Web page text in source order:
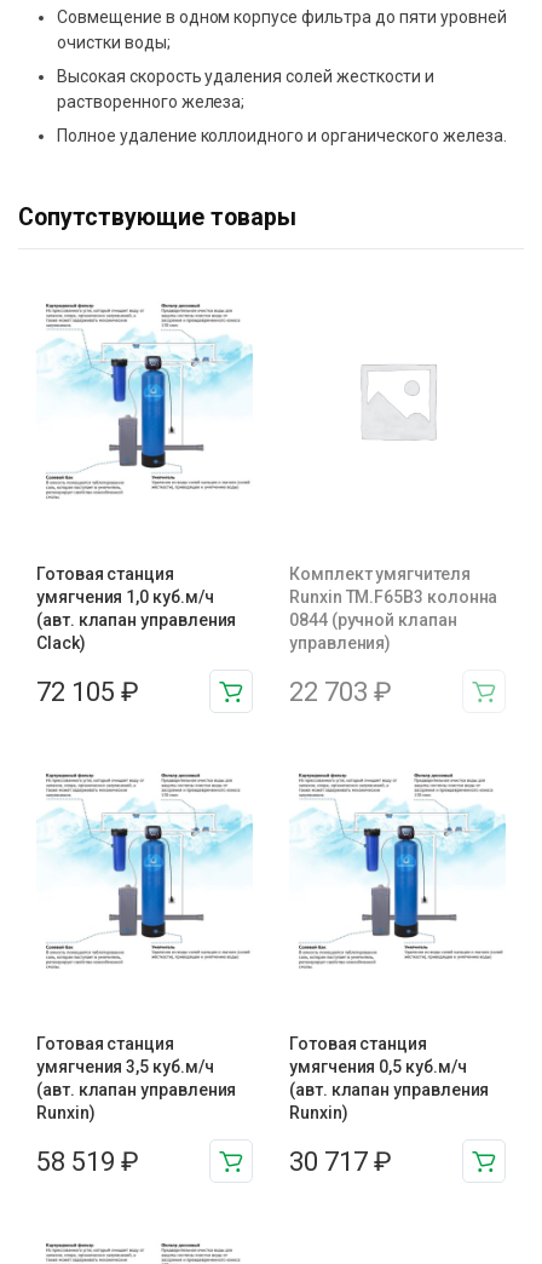
Совмещение в одном корпусе фильтра до пяти уровней
очистки воды;
Высокая скорость удаления солей жесткости и
растворенного железа;
Полное удаление коллоидного и органического железа.
Сопутствующие товары
Готовая станция
умягчения 1,0 куб.м/ч
(авт. клапан управления
Clack)
72 105 ₽
Комплект умягчителя
Runxin TM.F65B3 колонна
0844 (ручной клапан
управления)
22 703 ₽
Готовая станция
умягчения 3,5 куб.м/ч
(авт. клапан управления
Runxin)
58 519 ₽
Готовая станция
умягчения 0,5 куб.м/ч
(авт. клапан управления
Runxin)
30 717 ₽